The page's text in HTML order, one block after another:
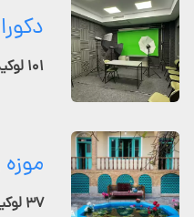
۱۰۱ لوکیشن فیلمبرداری فعال
۳۷ لوکیشن فیلمبرداری فعال